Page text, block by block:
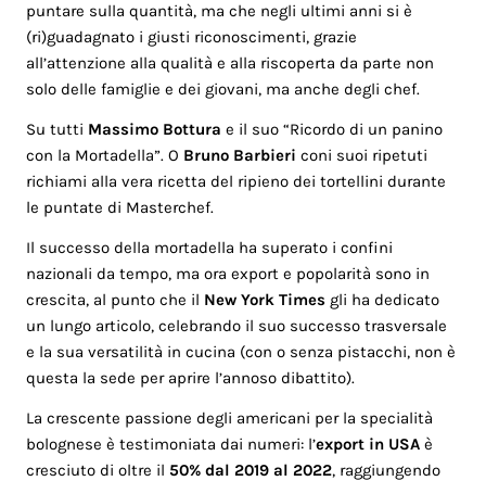
puntare sulla quantità, ma che negli ultimi anni si è
(ri)guadagnato i giusti riconoscimenti, grazie
all’attenzione alla qualità e alla riscoperta da parte non
solo delle famiglie e dei giovani, ma anche degli chef.
Su tutti Massimo Bottura e il suo “Ricordo di un panino
con la Mortadella”. O Bruno Barbieri coni suoi ripetuti
richiami alla vera ricetta del ripieno dei tortellini durante
le puntate di Masterchef.
Il successo della mortadella ha superato i confini
nazionali da tempo, ma ora export e popolarità sono in
crescita, al punto che il New York Times gli ha dedicato
un lungo articolo, celebrando il suo successo trasversale
e la sua versatilità in cucina (con o senza pistacchi, non è
questa la sede per aprire l’annoso dibattito).
La crescente passione degli americani per la specialità
bolognese è testimoniata dai numeri: l’export in USA è
cresciuto di oltre il 50% dal 2019 al 2022, raggiungendo